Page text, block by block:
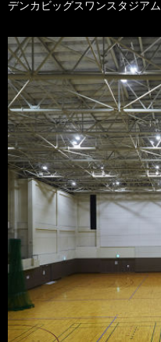
デンカビッグスワンスタジアム